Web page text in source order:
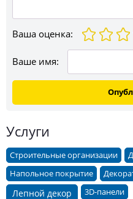
Ваша оценка:
Ваше имя:
Услуги
Строительные организации
Напольное покрытие
Лепной декор 3D-панели